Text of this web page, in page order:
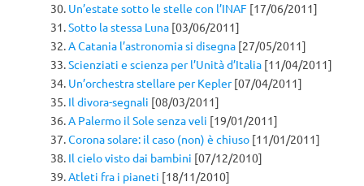
Un’estate sotto le stelle con l’INAF [17/06/2011]
Sotto la stessa Luna [03/06/2011]
A Catania l’astronomia si disegna [27/05/2011]
Scienziati e scienza per l’Unità d’Italia [11/04/2011]
Un’orchestra stellare per Kepler[07/04/2011]
Il divora-segnali [08/03/2011]
A Palermo il Sole senza veli [19/01/2011]
Corona solare: il caso (non) è chiuso [11/01/2011]
Il cielo visto dai bambini [07/12/2010]
Atleti fra i pianeti [18/11/2010]